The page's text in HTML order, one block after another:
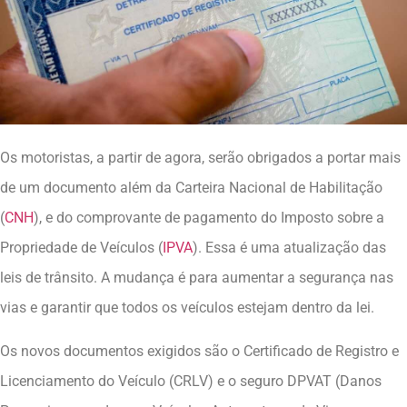
Os motoristas, a partir de agora, serão obrigados a portar mais
de um documento além da Carteira Nacional de Habilitação
(CNH), e do comprovante de pagamento do Imposto sobre a
Propriedade de Veículos ( IPVA). Essa é uma atualização das
leis de trânsito. A mudança é para aumentar a segurança nas
vias e garantir que todos os veículos estejam dentro da lei.
Os novos documentos exigidos são o Certificado de Registro e
Licenciamento do Veículo (CRLV) e o seguro DPVAT (Danos